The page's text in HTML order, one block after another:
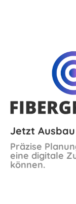
Jetzt
Präzise
eine digitale
können.